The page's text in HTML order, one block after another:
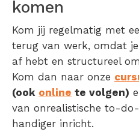
komen
Kom jij regelmatig met
terug van werk, omdat
af hebt en structureel
Kom dan naar onze
(ook online te volgen)
van onrealistische to-
handiger inricht.